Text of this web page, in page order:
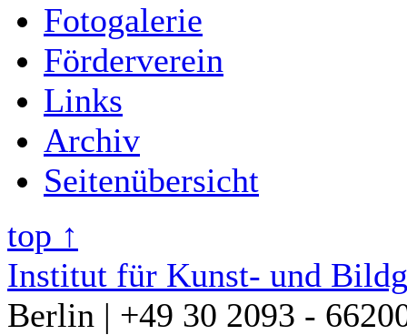
Fotogalerie
Förderverein
Links
Archiv
Seitenübersicht
top ↑
Institut für Kunst- und
Berlin | +49 30 2093 -